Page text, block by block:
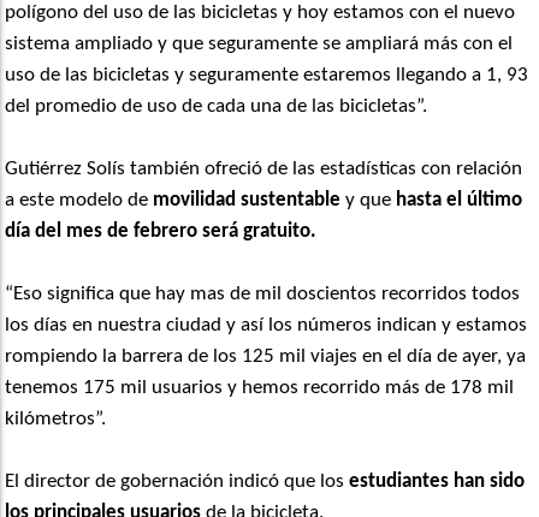
polígono del uso de las bicicletas y hoy estamos con el nuevo
sistema ampliado y que seguramente se ampliará más con el
uso de las bicicletas y seguramente estaremos llegando a 1, 93
del promedio de uso de cada una de las bicicletas”.
Gutiérrez Solís también ofreció de las estadísticas con relación
a este modelo de movilidad sustentable y que hasta el último
día del mes de febrero será gratuito.
“Eso significa que hay mas de mil doscientos recorridos todos
los días en nuestra ciudad y así los números indican y estamos
rompiendo la barrera de los 125 mil viajes en el día de ayer, ya
tenemos 175 mil usuarios y hemos recorrido más de 178 mil
kilómetros”.
El director de gobernación indicó que losestudiantes han sido
los principales usuarios de la bicicleta.